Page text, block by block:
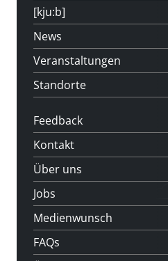
[kju:b]
News
Veranstaltungen
Standorte
Feedback
Kontakt
Über uns
Jobs
Medienwunsch
FAQs